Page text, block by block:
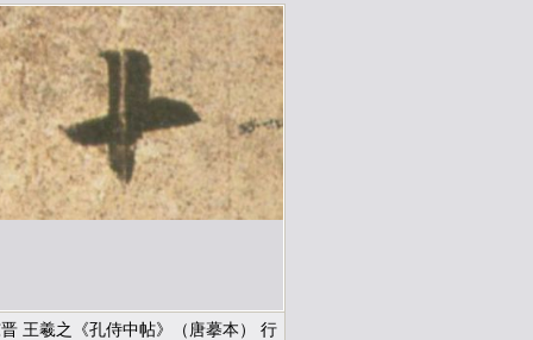
王羲之《孔侍中帖》（唐摹本） 行